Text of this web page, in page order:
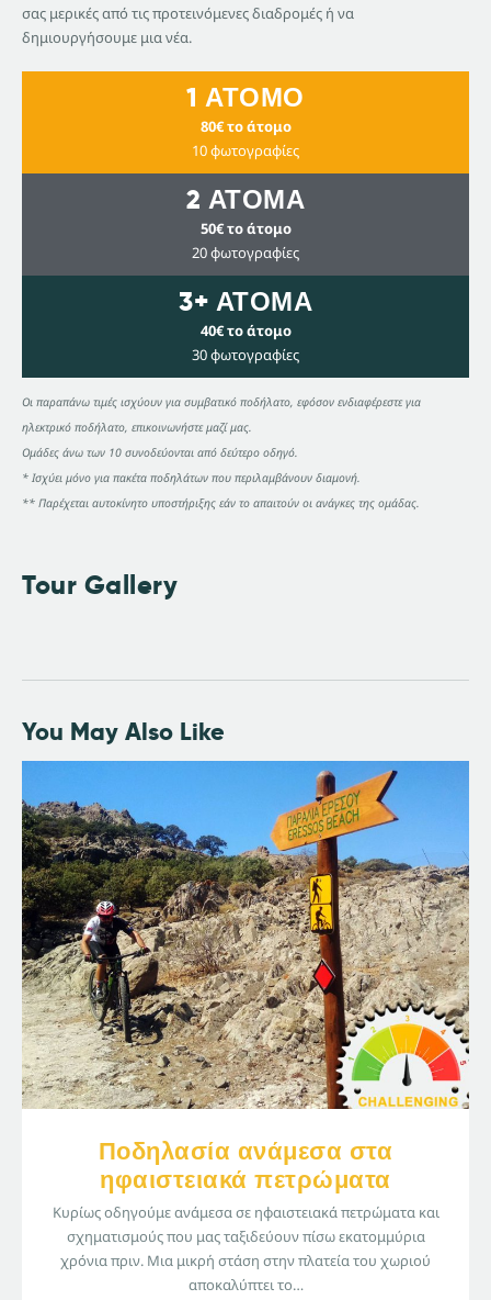
σας μερικές από τις προτεινόμενες διαδρομές ή να
δημιουργήσουμε μια νέα.
1 ΑΤΟΜΟ
80€ το άτομο
10 φωτογραφίες
2 ΑΤΟΜΑ
50€ το άτομο
20 φωτογραφίες
3+ ΑΤΟΜΑ
40€ το άτομο
30 φωτογραφίες
Οι παραπάνω τιμές ισχύουν για συμβατικό ποδήλατο, εφόσον ενδιαφέρεστε για
ηλεκτρικό ποδήλατο, επικοινωνήστε μαζί μας.
Ομάδες άνω των 10 συνοδεύονται από δεύτερο οδηγό.
* Ισχύει μόνο για πακέτα ποδηλάτων που περιλαμβάνουν διαμονή.
** Παρέχεται αυτοκίνητο υποστήριξης εάν το απαιτούν οι ανάγκες της ομάδας.
Tour Gallery
You May Also Like
Ποδηλασία ανάμεσα στα
ηφαιστειακά πετρώματα
Κυρίως οδηγούμε ανάμεσα σε ηφαιστειακά πετρώματα και
σχηματισμούς που μας ταξιδεύουν πίσω εκατομμύρια
χρόνια πριν. Μια μικρή στάση στην πλατεία του χωριού
αποκαλύπτει το…